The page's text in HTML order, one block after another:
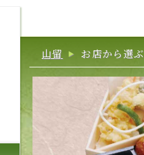
山留 お店から選ぶ